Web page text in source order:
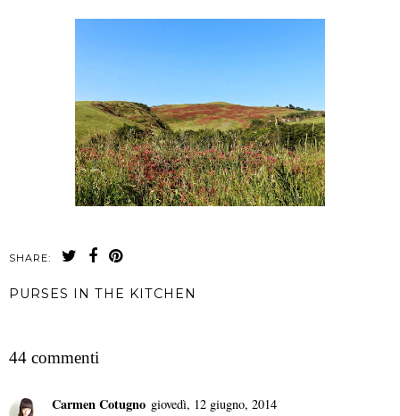
SHARE:
PURSES IN THE KITCHEN
44 commenti
Carmen Cotugno giovedì, 12 giugno, 2014